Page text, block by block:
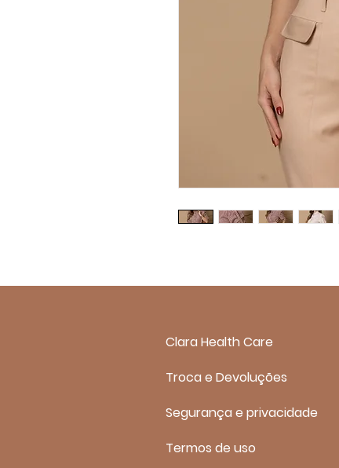
Clara Health Care
Troca e Devoluções
Segurança e privacidade
Termos de uso